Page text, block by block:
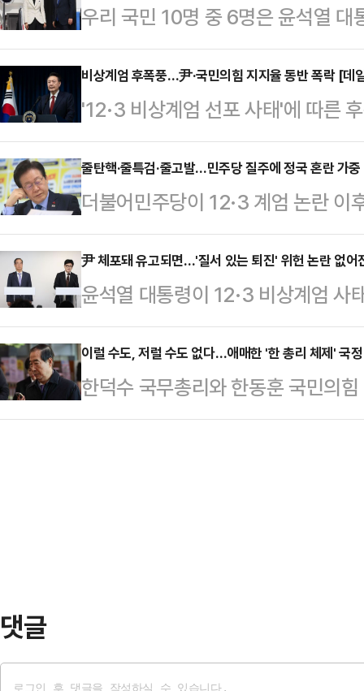
우리 국민 10명 중 6명은 윤석열 대
검 도입을 막기 위해 단행됐다고 생
여론조사 전문기관 여론조사공정
식으로 '윤 대통령이 계엄을 선포한
60.1%는 "김 여사 특검을 막기 위
어민주당이 국정 발목을 잡아서"
기 위해서"라는 응답은 7.3%, "부
6.6%로…
비상계엄 후폭풍…尹·국민의힘 지지율 동반 폭락 [데
'12·3 비상계엄 선포 사태'에 따른
대통령과 국민의힘 지지율이 동반
여론조사공정㈜에 의뢰해 지난 9
수행 긍정평가는 17.5% (매우 잘
80.1%(매우 못함 75.1%·못하는
월 18~19일) 대비 긍정평가는
다.윤 대통령의 국정수행 긍정평가
줄탄핵·줄특검·줄고발…민주당 질주에 정국 혼란 가
더불어민주당이 12·3 계엄 논란 이
줄탄핵·줄특검·줄고발 등 질주를
추진 외에도 정부와 여당을 향한 '
혼란이 가중되는 모양새다.9일 정
는 이른바 '살라미 전술'로 윤석열
표결을 무한반복 하기로 했다. 윤
족수를 채우지 못하면서 폐기됐다.
는 12일…
尹 체포돼 유고되면…'질서 있는 퇴진' 위헌 논란 없어
윤석열 대통령이 12·3 비상계엄 사
출국금지 조치를 당했다. 현직 대통
윤 대통령 체포·구속 등 강제수사
현직 대통령의 신변이 구속된다면
도 적법한 직무대행을 맡게 돼, 한
이럴 수도, 저럴 수도 없다…애매한 '한 총리 체제' 국
한덕수 국무총리와 한동훈 국민의
리 중심으로 여당과 협의해 국정운
댓글